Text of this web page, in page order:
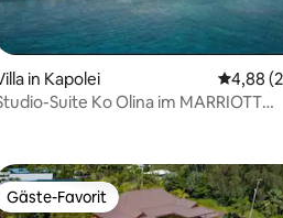
Bewertung: 5 von 5, 43
in Kapolei
4,88
Suite Ko Olina im MARRIOTT
Gäste-Favorit
Gäste-Favorit